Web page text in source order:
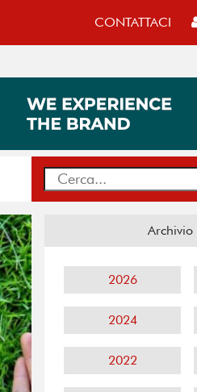
CONTATTACI
Archivio
2026
2024
2022